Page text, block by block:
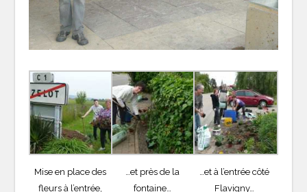
Mise en place des
fleurs à l’entrée,
…et près de la
fontaine…
…et à l’entrée côté
Flavigny…